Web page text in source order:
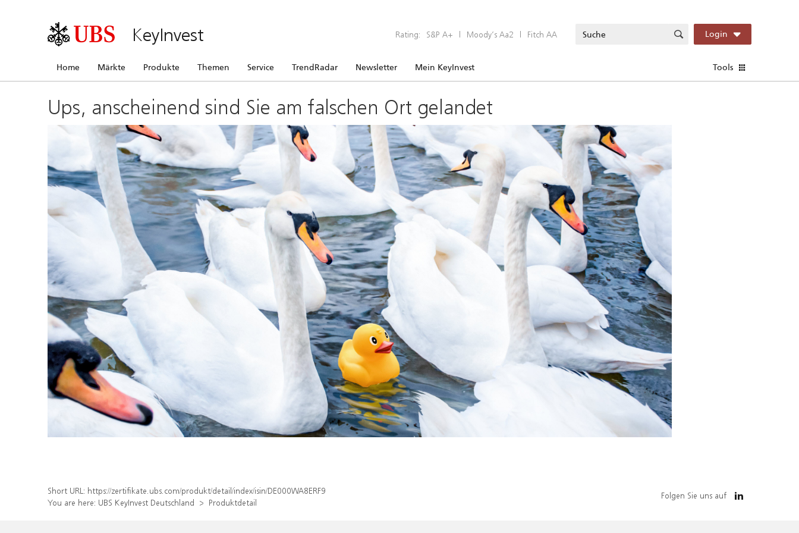
KeyInvest Rating: S&P A+ | Moody’s Aa2 | Fitch AA Login
Home Märkte Produkte Themen Service TrendRadar Newsletter Mein KeyInvest Tools
Ups, anscheinend sind Sie am falschen Ort gelandet
Short URL: https://zertifikate.ubs.com/produkt/detail/index/isin/DE000WA8ERF9
You are here: UBS KeyInvest Deutschland Produktdetail
Folgen Sie uns auf